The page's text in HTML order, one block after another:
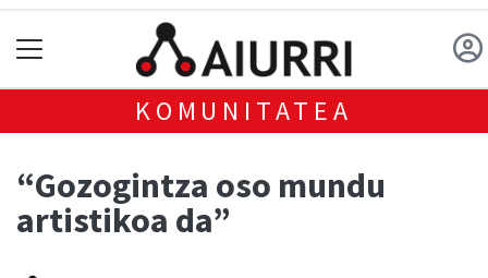
KOMUNITATEA
“Gozogintza oso mundu
artistikoa da”